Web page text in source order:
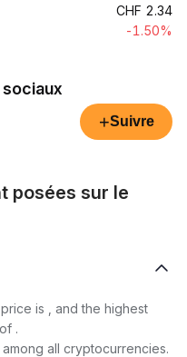
CHF 2.34
-1.50%
+Suivre
posées sur le
is , and the highest
.
all cryptocurrencies.